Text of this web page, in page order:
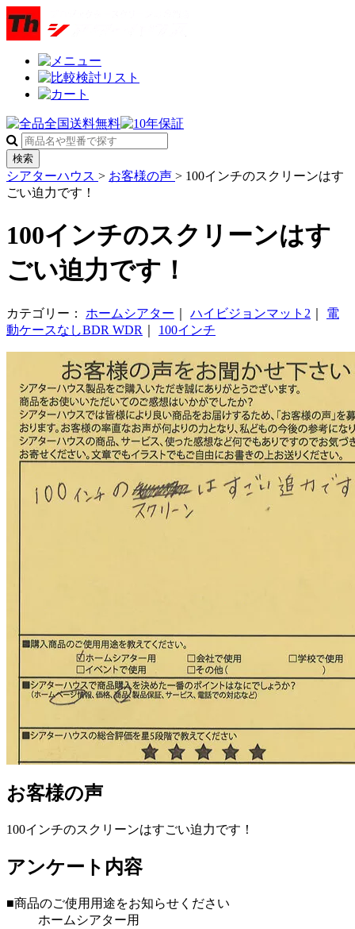
検索
シアターハウス > お客様の声 > 100インチのスクリーンはす
ごい迫力です！
100インチのスクリーンはす
ごい迫力です！
カテゴリー： ホームシアター ハイビジョンマット2
電
動ケースなしBDR WDR
100インチ
お客様の声
100インチのスクリーンはすごい迫力です！
アンケート内容
■商品のご使用用途をお知らせください
ホームシアター用